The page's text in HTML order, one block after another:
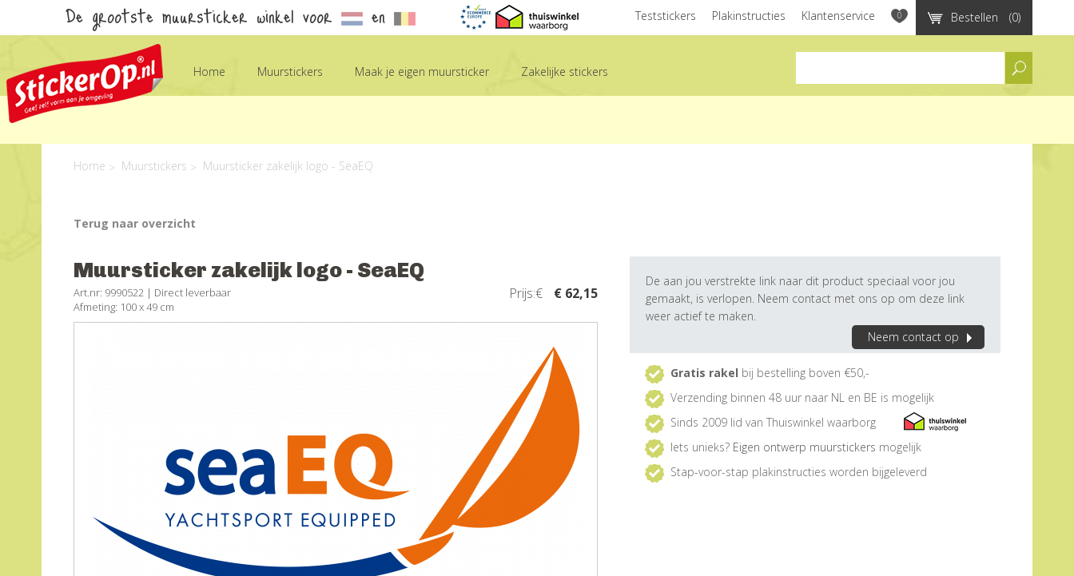
De grootste muursticker winkel voor en Bestellen (0)
Teststickers Plakinstructies Klantenservice 0
Home Muurstickers Maak je eigen muursticker Zakelijke stickers
Home Muurstickers Muursticker zakelijk logo - SeaEQ
Terug naar overzicht
Muursticker zakelijk logo - SeaEQ
Art.nr: 9990522 | Direct leverbaar
Afmeting: 100 x 49 cm
Prijs:€ € 62,15
De aan jou verstrekte link naar dit product speciaal voor jou
gemaakt, is verlopen. Neem contact met ons op om deze link
weer actief te maken.
Neem contact op
Gratis rakel bij bestelling boven €50,-
Verzending binnen 48 uur naar NL en BE is mogelijk
Sinds 2009 lid van Thuiswinkel waarborg
Iets unieks? Eigen ontwerp muurstickers mogelijk
Stap-voor-stap plakinstructies worden bijgeleverd